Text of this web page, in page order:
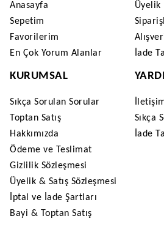
Anasayfa
Sepetim
Favorilerim
En Çok Yorum Alanlar
Üyelik
İade
KURUMSAL
Sıkça Sorulan Sorular
Toptan Satış
Hakkımızda
Ödeme ve Teslimat
Gizlilik Sözleşmesi
Üyelik & Satış Sözleşmesi
İptal ve İade Şartları
Bayi & Toptan Satış
Sıkça
İade